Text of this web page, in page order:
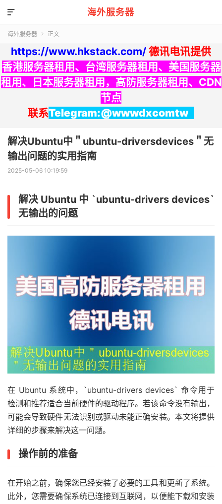
海外服务器

海外服务器  正文
https://www.hkstack.com/ 德讯电讯提供
香港服务器租用、 台湾服务器租用、 美国服务器
租用、 日本服务器租用 ， 高防服务器租用、 CDN
节点
联系Telegram:@wwwdxcomtw
解决Ubuntu中＂ubuntu-driversdevices＂无
输出问题的实用指南
2025-05-06 10:19:59
解决 Ubuntu 中 `ubuntu-drivers devices`
无输出的问题
在 Ubuntu 系统中，`ubuntu-drivers devices` 命令用于
检测和推荐适合当前硬件的驱动程序。若该命令没有输出，
可能会导致硬件无法识别或驱动未能正确安装。本文将提供
详细的步骤来解决这一问题。
操作前的准备
在开始之前，确保您已经安装了必要的工具和更新了系统。
此外，您需要确保系统已连接到互联网，以便能下载和安装